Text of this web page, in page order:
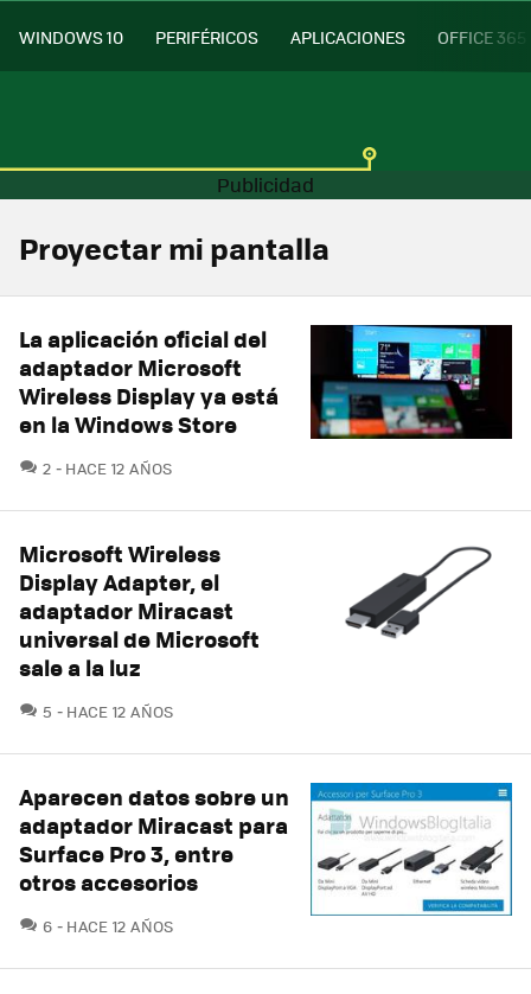
WINDOWS 10 PERIFÉRICOS APLICACIONES OFFICE 365
Proyectar mi pantalla
La aplicación oficial del
adaptador Microsoft
Wireless Display ya está
en la Windows Store
2 COMENTARIOS
HACE 12 AÑOS
Microsoft Wireless
Display Adapter, el
adaptador Miracast
universal de Microsoft
sale a la luz
5 COMENTARIOS
HACE 12 AÑOS
Aparecen datos sobre un
adaptador Miracast para
Surface Pro 3, entre
otros accesorios
6 COMENTARIOS
HACE 12 AÑOS